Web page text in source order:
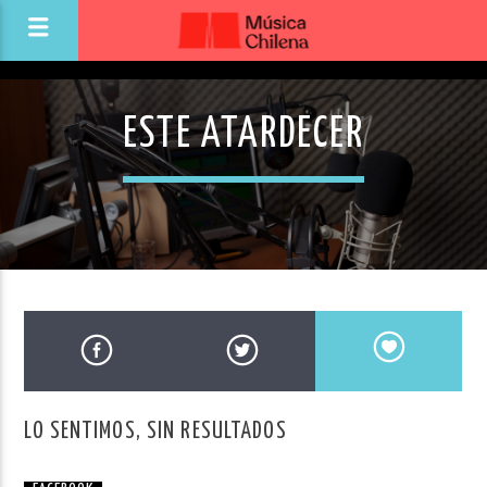
ESTE ATARDECER
LO SENTIMOS, SIN RESULTADOS